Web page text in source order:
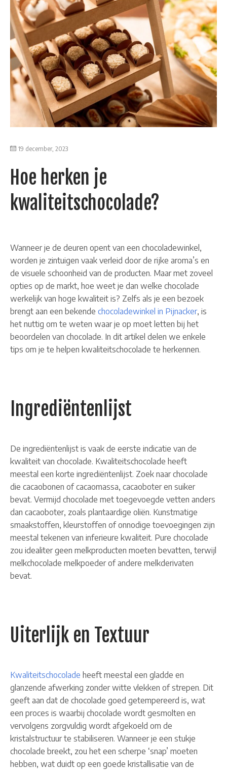
19 december, 2023
Hoe herken je
kwaliteitschocolade?
Wanneer je de deuren opent van een chocoladewinkel,
worden je zintuigen vaak verleid door de rijke aroma’s en
de visuele schoonheid van de producten. Maar met zoveel
opties op de markt, hoe weet je dan welke chocolade
werkelijk van hoge kwaliteit is? Zelfs als je een bezoek
brengt aan een bekende chocoladewinkel in Pijnacker, is
het nuttig om te weten waar je op moet letten bij het
beoordelen van chocolade. In dit artikel delen we enkele
tips om je te helpen kwaliteitschocolade te herkennen.
Ingrediëntenlijst
De ingrediëntenlijst is vaak de eerste indicatie van de
kwaliteit van chocolade. Kwaliteitschocolade heeft
meestal een korte ingrediëntenlijst. Zoek naar chocolade
die cacaobonen of cacaomassa, cacaoboter en suiker
bevat. Vermijd chocolade met toegevoegde vetten anders
dan cacaoboter, zoals plantaardige oliën. Kunstmatige
smaakstoffen, kleurstoffen of onnodige toevoegingen zijn
meestal tekenen van inferieure kwaliteit. Pure chocolade
zou idealiter geen melkproducten moeten bevatten, terwijl
melkchocolade melkpoeder of andere melkderivaten
bevat.
Uiterlijk en Textuur
Kwaliteitschocolade heeft meestal een gladde en
glanzende afwerking zonder witte vlekken of strepen. Dit
geeft aan dat de chocolade goed getempereerd is, wat
een proces is waarbij chocolade wordt gesmolten en
vervolgens zorgvuldig wordt afgekoeld om de
kristalstructuur te stabiliseren. Wanneer je een stukje
chocolade breekt, zou het een scherpe ‘snap’ moeten
hebben, wat duidt op een goede kristallisatie van de